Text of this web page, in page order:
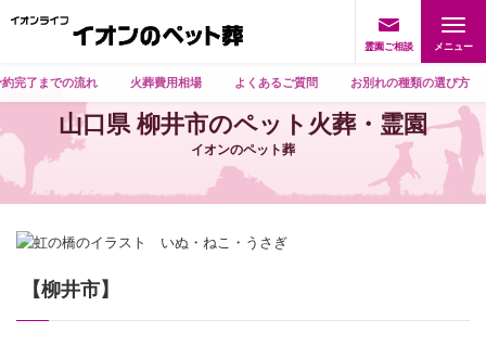
霊園ご相談
約完了までの流れ 火葬費用相場 よくあるご質問 お別れの種類の選び方
山口県 柳井市のペット火葬・霊園
イオンのペット葬
【柳井市】